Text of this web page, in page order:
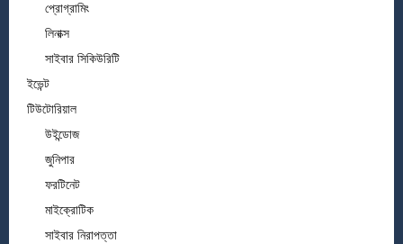
প্রোগ্রামিং
লিনাক্স
সাইবার সিকিউরিটি
ইভেন্ট
টিউটোরিয়াল
উইন্ডোজ
জুনিপার
ফরটিনেট
মাইক্রোটিক
সাইবার নিরাপত্তা